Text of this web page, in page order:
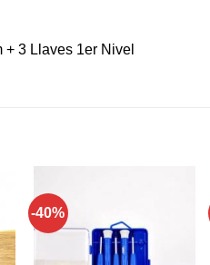
3 Llaves 1er Nivel
-40%
Añadir a
favoritos